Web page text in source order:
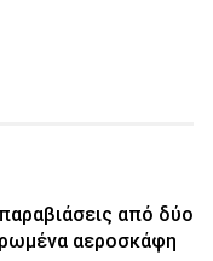
από δύο
αεροσκάφη